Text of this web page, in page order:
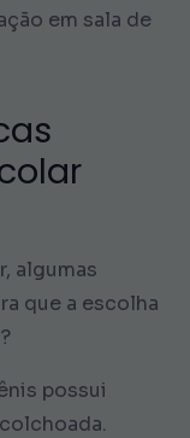
em sala de
algumas
que a escolha
possui